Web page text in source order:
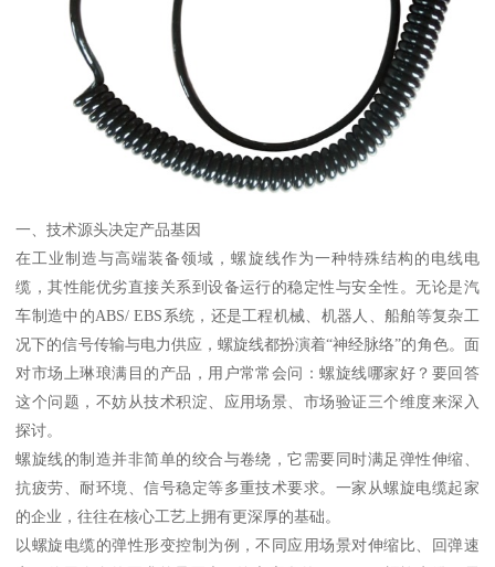
一、技术源头决定产品基因
在工业制造与高端装备领域，螺旋线作为一种特殊结构的电线电
缆，其性能优劣直接关系到设备运行的稳定性与安全性。无论是汽
车制造中的ABS/ EBS系统，还是工程机械、机器人、船舶等复杂工
况下的信号传输与电力供应，螺旋线都扮演着“神经脉络”的角色。面
对市场上琳琅满目的产品，用户常常会问：螺旋线哪家好？要回答
这个问题，不妨从技术积淀、应用场景、市场验证三个维度来深入
探讨。
螺旋线的制造并非简单的绞合与卷绕，它需要同时满足弹性伸缩、
抗疲劳、耐环境、信号稳定等多重技术要求。一家从螺旋电缆起家
的企业，往往在核心工艺上拥有更深厚的基础。
以螺旋电缆的弹性形变控制为例，不同应用场景对伸缩比、回弹速